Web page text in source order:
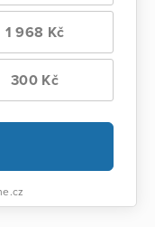
1 968 Kč
300 Kč